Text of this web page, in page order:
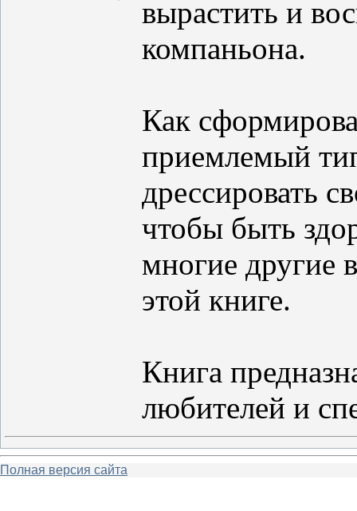
вырастить и
компаньона.
Как
приемлемый
дрессировать
чтобы быть
многие другие
этой книге.
Книга
любителей и
Полная версия сайта